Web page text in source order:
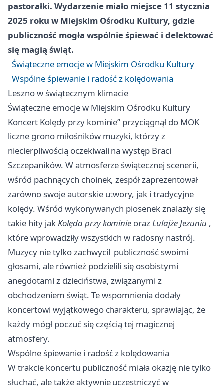
pastorałki. Wydarzenie miało miejsce 11 stycznia
2025 roku w Miejskim Ośrodku Kultury, gdzie
publiczność mogła wspólnie śpiewać i delektować
się magią świąt.
Świąteczne emocje w Miejskim Ośrodku Kultury
Wspólne śpiewanie i radość z kolędowania
Lesznow świątecznym klimacie
Świąteczne emocje w Miejskim Ośrodku Kultury
Koncert Kolędy przy kominie” przyciągnął do MOK
liczne grono miłośników muzyki, którzy z
niecierpliwością oczekiwali na występ Braci
Szczepaników. W atmosferze świątecznej scenerii,
wśród pachnących choinek, zespół zaprezentował
zarówno swoje autorskie utwory, jak i tradycyjne
kolędy. Wśród wykonywanych piosenek znalazły się
takie hity jakKolęda przy kominie orazLulajże Jezuniu ,
które wprowadziły wszystkich w radosny nastrój.
Muzycy nie tylko zachwycili publiczność swoimi
głosami, ale również podzielili się osobistymi
anegdotami z dzieciństwa, związanymi z
obchodzeniem świąt. Te wspomnienia dodały
koncertowi wyjątkowego charakteru, sprawiając, że
każdy mógł poczuć się częścią tej magicznej
atmosfery.
Wspólne śpiewanie i radość z kolędowania
W trakcie koncertu publiczność miała okazję nie tylko
słuchać, ale także aktywnie uczestniczyć w